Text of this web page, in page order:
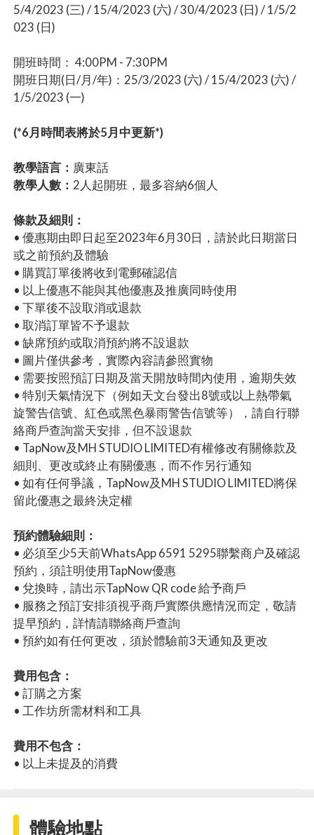
5/4/2023 (三) / 15/4/2023 (六) / 30/4/2023 (日) / 1/5/2
023 (日)
開班時間： 4:00PM - 7:30PM
開班日期(日/月/年)：25/3/2023 (六) / 15/4/2023 (六) /
1/5/2023 (一)
(*6月時間表將於5月中更新*)
教學語言： 廣東話
教學人數： 2人起開班，最多容納6個人
條款及細則：
• 優惠期由即日起至2023年6月30日，請於此日期當日
或之前預約及體驗
• 購買訂單後將收到電郵確認信
• 以上優惠不能與其他優惠及推廣同時使用
• 下單後不設取消或退款
• 取消訂單皆不予退款
• 缺席預約或取消預約將不設退款
• 圖片僅供參考，實際內容請參照實物
• 需要按照預訂日期及當天開放時間內使用，逾期失效
• 特別天氣情況下（例如天文台發出8號或以上熱帶氣
旋警告信號、紅色或黑色暴雨警告信號等），請自行聯
絡商戶查詢當天安排，但不設退款
• TapNow及MH STUDIO LIMITED有權修改有關條款及
細則、更改或終止有關優惠，而不作另行通知
• 如有任何爭議，TapNow及MH STUDIO LIMITED將保
留此優惠之最終決定權
預約體驗細則：
• 必須至少5天前WhatsApp 6591 5295聯繫商户及確認
預約，須註明使用TapNow優惠
• 兌換時，請出示TapNow QR code 給予商戶
• 服務之預訂安排須視乎商戶實際供應情況而定，敬請
提早預約，詳情請聯絡商戶查詢
• 預約如有任何更改，須於體驗前3天通知及更改
費用包含：
• 訂購之方案
• 工作坊所需材料和工具
費用不包含：
• 以上未提及的消費
體驗地點